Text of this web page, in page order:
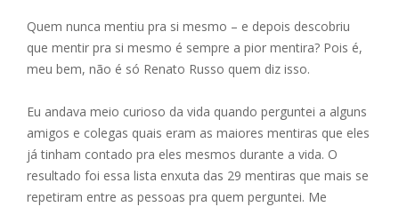
e
b
o
o
k
ss
e
n
g
er
m
ai
l
h
at
s
A
p
p
ar
e
Quem nunca mentiu pra si mesmo – e depois descobriu
que mentir pra si mesmo é sempre a pior mentira? Pois é,
meu bem, não é só Renato Russo quem diz isso.
Eu andava meio curioso da vida quando perguntei a alguns
amigos e colegas quais eram as maiores mentiras que eles
já tinham contado pra eles mesmos durante a vida. O
resultado foi essa lista enxuta das 29 mentiras que mais se
repetiram entre as pessoas pra quem perguntei. Me